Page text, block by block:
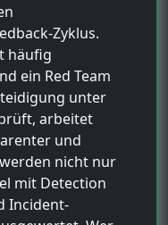
Zyklus.
häufig
ein Red Team
unter
arbeitet
und
nicht nur
mit Detection
Incident-